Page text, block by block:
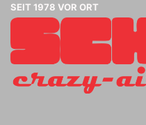
SEIT 1978 VOR ORT